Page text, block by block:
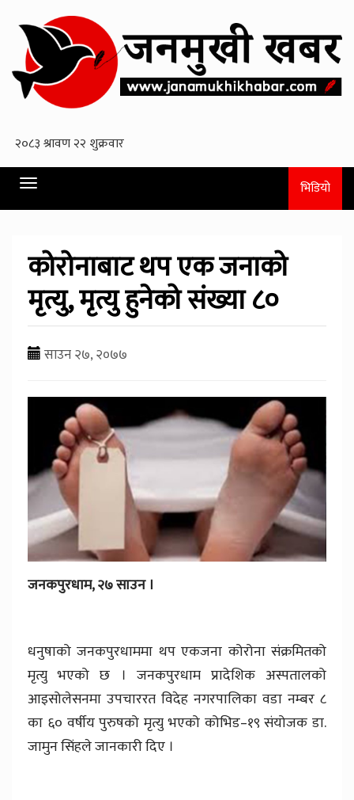
Toggle
navigation
भिडियो
कोरोनाबाट थप एक जनाको
मृत्यु, मृत्यु हुनेको संख्या ८०
साउन २७, २०७७
जनकपुरधाम, २७ साउन ।
धनुषाको जनकपुरधाममा थप एकजना कोरोना संक्रमितको
मृत्यु भएको छ । जनकपुरधाम प्रादेशिक अस्पतालको
आइसोलेसनमा उपचाररत विदेह नगरपालिका वडा नम्बर ८
का ६० वर्षीय पुरुषको मृत्यु भएको कोभिड–१९ संयोजक डा.
जामुन सिंहले जानकारी दिए ।